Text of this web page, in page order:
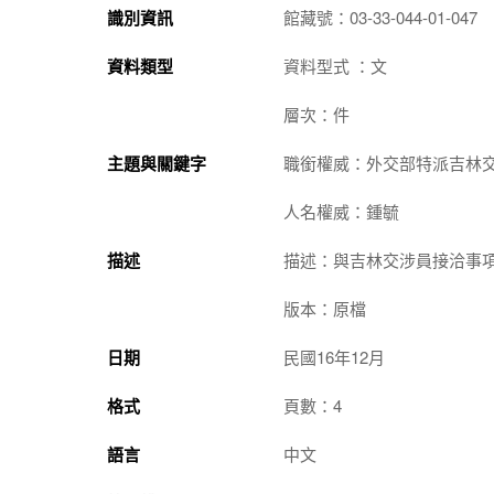
識別資訊 館藏號：03-33-044-01-047
資料類型 資料型式 ：文
層次：件
主題與關鍵字 職銜權威：外交部特派吉林
人名權威：鍾毓
描述 描述：與吉林交涉員接洽事
版本：原檔
日期 民國16年12月
格式 頁數：4
語言 中文